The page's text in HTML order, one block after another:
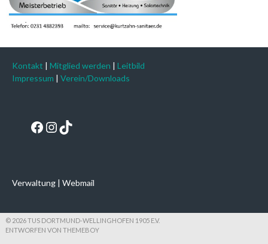
Kontakt | Mitglied werden | Leitbild
Impressum | Verein/Downloads
Facebook
Instagram
TikTok
Verwaltung | Webmail
© 2026 TUS DORTMUND-WELLINGHOFEN 1905 E.V.
ENTWORFEN VON THEMEBOY